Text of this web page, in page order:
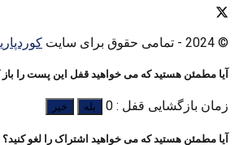
© 2024 - تمامی حقوق برای سایت
آیا مطمئن هستید که می خواهید قفل این پست را باز
زمان بازگشایی قفل : 0 بله خیر
آیا مطمئن هستید که می خواهید اشتراک را لغو کنید؟